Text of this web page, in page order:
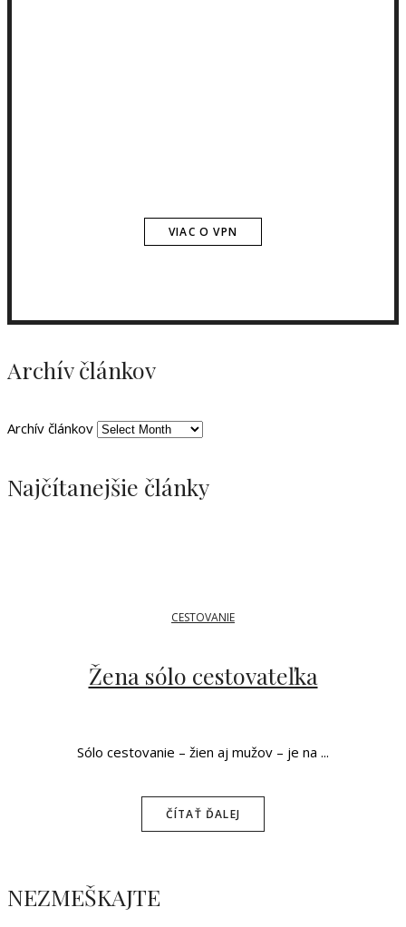
VIAC O VPN
Archív článkov
Archív článkov
Najčítanejšie články
CESTOVANIE
Žena sólo cestovateľka
Sólo cestovanie – žien aj mužov – je na ...
ČÍTAŤ ĎALEJ
NEZMEŠKAJTE